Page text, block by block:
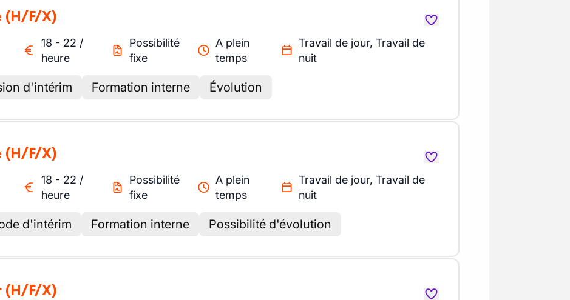
(H/F/X)
18 - 22 /
heure
Possibilité
fixe
A plein
temps
Travail de jour, Travail de
nuit
d'intérim Formation interne Évolution
(H/F/X)
18 - 22 /
heure
Possibilité
fixe
A plein
temps
Travail de jour, Travail de
nuit
d'intérim Formation interne Possibilité d'évolution
(H/F/X)